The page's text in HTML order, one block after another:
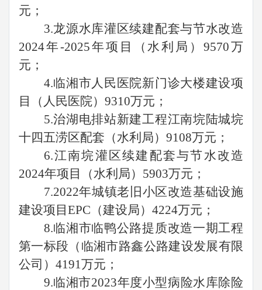
元；
3.龙源水库灌区续建配套与节水改造
2024年-2025年项目（水利局）9570万
元；
4.临湘市人民医院新门诊大楼建设项
目（人民医院）9310万元；
5.治湖电排站新建工程江南垸陆城垸
十四五涝区配套（水利局）9108万元；
6.江南垸灌区续建配套与节水改造
2024年项目（水利局）5903万元；
7.2022年城镇老旧小区改造基础设施
建设项目EPC（建设局）4224万元；
8.临湘市临鸭公路提质改造一期工程
第一标段（临湘市路鑫公路建设发展有限
公司）4191万元；
9.临湘市2023年度小型病险水库除险